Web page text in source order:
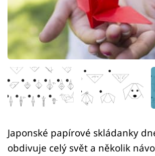
Přihlášení
Sledujte nás
Japonské papírové skládanky
obdivuje celý svět a několik